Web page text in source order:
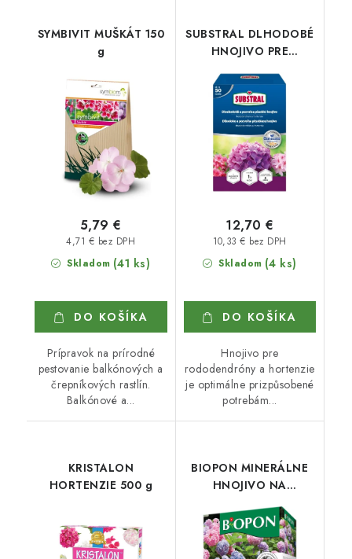
SYMBIVIT MUŠKÁT 150
g
Skladom (41 ks)
4,71 € bez DPH
5,79 €
DO KOŠÍKA
Prípravok na prírodné
pestovanie balkónových a
črepníkových rastlín.
Balkónové a...
SUBSTRAL DLHODOBÉ
HNOJIVO PRE
HORTE
Skladom (4 ks)
10,33 € bez DPH
12,70 €
DO KOŠÍKA
Hnojivo pre
rododendróny a hortenzie
je optimálne prizpůsobené
potrebám...
KRISTALON
HORTENZIE 500 g
BIOPON MINERÁLNE
HNOJIVO NA